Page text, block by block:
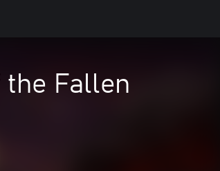
Fallen